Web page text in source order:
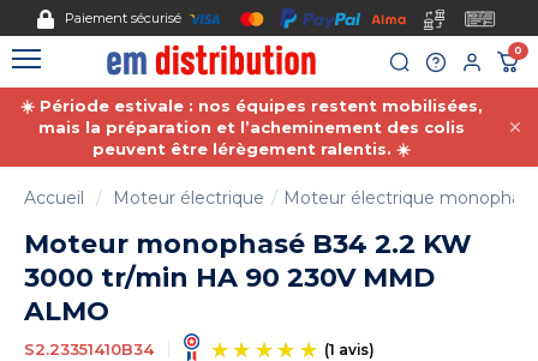
Paiement sécurisé
0
☀️ Période estivale : nos équipes restent mobilisées,
mais la préparation et l’acheminement des colis
peuvent être lérègement ralentis. ☀️
Accueil Moteur électrique Moteur électrique
Moteur monophasé B34 2.2 KW
3000 tr/min HA 90 230V MMD
ALMO
S2.23351410B34
Gestion des cookies